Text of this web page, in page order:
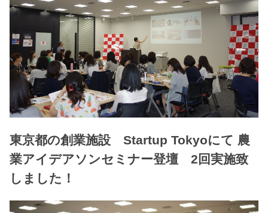
東京都の創業施設 Startup Tokyoにて 農
業アイデアソンセミナー登壇 2回実施致
しました！